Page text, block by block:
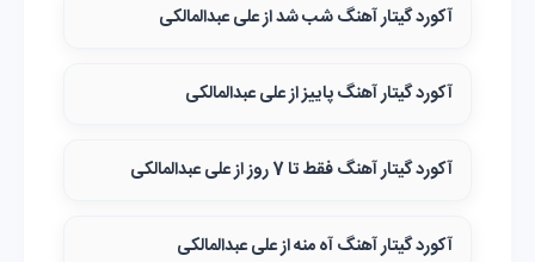
آکورد گیتار آهنگ شب شد از علی عبدالمالکی
آکورد گیتار آهنگ پاییز از علی عبدالمالکی
آکورد گیتار آهنگ فقط تا 7 روز از علی عبدالمالکی
آکورد گیتار آهنگ آه منه از علی عبدالمالکی